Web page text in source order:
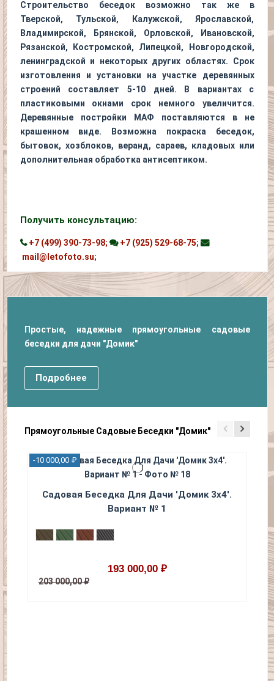
Строительство беседок возможно так же в
Тверской, Тульской, Калужской, Ярославской,
Владимирской, Брянской, Орловской, Ивановской,
Рязанской, Костромской, Липецкой, Новгородской,
ленинградской и некоторых других областях. Срок
изготовления и установки на участке деревянных
строений составляет 5-10 дней. В вариантах с
пластиковыми окнами срок немного увеличится.
Деревянные постройки МАФ поставляются в не
крашенном виде. Возможна покраска беседок,
бытовок, хозблоков, веранд, сараев, кладовых или
дополнительная обработка антисептиком.
Получить консультацию:
+7 (499) 390-73-98;
+7 (925) 529-68-75;
mail@letofoto.su;
Простые, надежные прямоугольные садовые
беседки для дачи "Домик"
Подробнее
Прямоугольные Садовые Беседки "Домик"
-10 000,00 ₽
Садовая Беседка Для Дачи 'Домик 3х4'.
Вариант № 1
193 000,00 ₽
203 000,00 ₽